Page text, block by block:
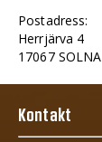
Postadress:
Herrjärva 4
17067 SOLNA
Kontakt